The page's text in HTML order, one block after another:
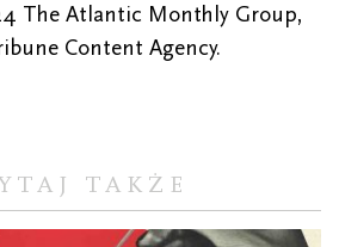
The Atlantic Monthly Group,
Content Agency.
TAKŻE